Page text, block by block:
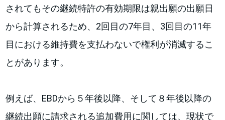
されてもその継続特許の有効期限は親出願の出願日
から計算されるため、2回目の7年目、3回目の11年
目における維持費を支払わないで権利が消滅するこ
とがあります。
例えば、EBDから５年後以降、そして８年後以降の
継続出願に請求される追加費用に関しては、現状で